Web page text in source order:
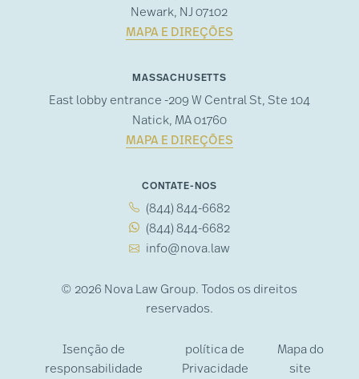
Newark, NJ 07102
MAPA E DIREÇÕES
MASSACHUSETTS
East lobby entrance -209 W Central St, Ste 104
Natick, MA 01760
MAPA E DIREÇÕES
CONTATE-NOS
(844) 844-6682
(844) 844-6682
info@nova.law
© 2026 Nova Law Group. Todos os direitos
reservados.
Isenção de
responsabilidade
política de
Privacidade
Mapa do
site